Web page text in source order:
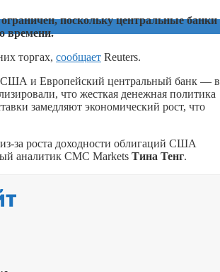
поскольку центральные банки
времени.
торгах, сообщает Reuters.
США и Европейский центральный банк — в
что жесткая денежная политика
замедляют экономический рост, что
за роста доходности облигаций США
аналитик CMC Markets Тина Тенг.